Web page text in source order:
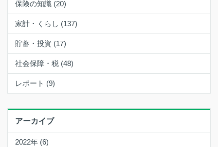
保険の知識 (20)
家計・くらし (137)
貯蓄・投資 (17)
社会保障・税 (48)
レポート (9)
アーカイブ
2022年 (6)